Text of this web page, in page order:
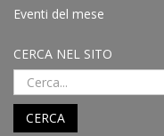
Eventi del mese
CERCA NEL SITO
CERCA